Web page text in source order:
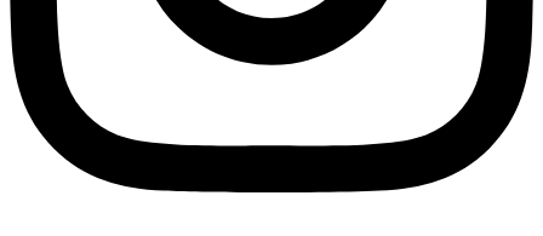
Projekti
Proizvođači
Kontakt
Facebook